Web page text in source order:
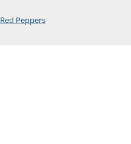
Red Peppers